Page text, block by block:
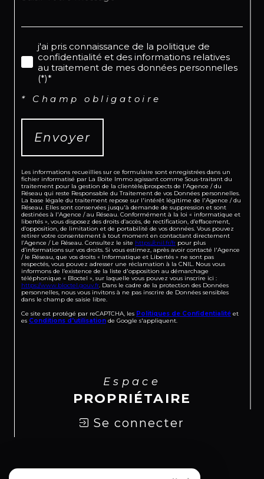
j'ai pris connaissance de la politique de
confidentialité et des informations relatives
au traitement de mes données personnelles
(*)*
* Champ obligatoire
Envoyer
Les informations recueillies sur ce formulaire sont enregistrées dans un
fichier informatisé par La Boite Immo agissant comme Sous-traitant du
traitement pour la gestion de la clientèle/prospects de l'Agence / du
Réseau qui reste Responsable du Traitement de vos Données personnelles.
La base légale du traitement repose sur l'intérêt légitime de l'Agence / du
Réseau. Elles sont conservées jusqu'à demande de suppression et sont
destinées à l'Agence / au Réseau. Conformément à la loi « informatique et
libertés », vous disposez des droits d’accès, de rectification, d’effacement,
d’opposition, de limitation et de portabilité de vos données. Vous pouvez
retirer votre consentement à tout moment en contactant directement
l’Agence / Le Réseau. Consultez le site https://cnil.fr/fr pour plus
d’informations sur vos droits. Si vous estimez, après avoir contacté l'Agence
/ le Réseau, que vos droits « Informatique et Libertés » ne sont pas
respectés, vous pouvez adresser une réclamation à la CNIL. Nous vous
informons de l’existence de la liste d'opposition au démarchage
téléphonique « Bloctel », sur laquelle vous pouvez vous inscrire ici :
https://www.bloctel.gouv.fr . Dans le cadre de la protection des Données
personnelles, nous vous invitons à ne pas inscrire de Données sensibles
dans le champ de saisie libre.
Ce site est protégé par reCAPTCHA, les Politiques de Confidentialité et
es Conditions d'utilisation de Google s'appliquent.
Espace
PROPRIÉTAIRE
Se connecter